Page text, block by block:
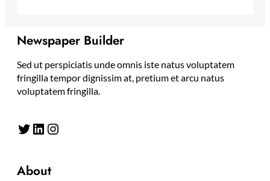
Newspaper Builder
Sed ut perspiciatis unde omnis iste natus voluptatem
fringilla tempor dignissim at, pretium et arcu natus
voluptatem fringilla.
Twitter LinkedIn Instagram
About